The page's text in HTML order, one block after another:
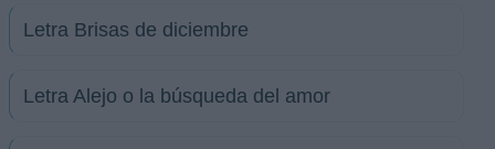
Letra Brisas de diciembre
Letra Alejo o la búsqueda del amor